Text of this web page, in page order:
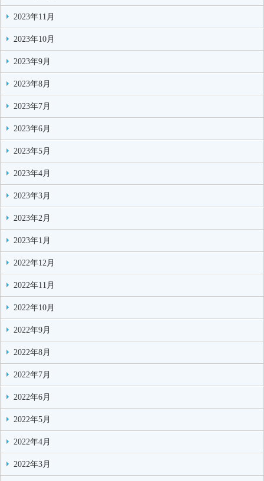
2023年11月
2023年10月
2023年9月
2023年8月
2023年7月
2023年6月
2023年5月
2023年4月
2023年3月
2023年2月
2023年1月
2022年12月
2022年11月
2022年10月
2022年9月
2022年8月
2022年7月
2022年6月
2022年5月
2022年4月
2022年3月